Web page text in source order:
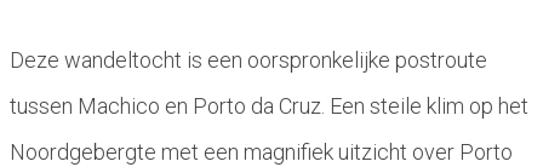
Deze wandeltocht is een oorspronkelijke postroute
tussen Machico en Porto da Cruz. Een steile klim op het
Noordgebergte met een magnifiek uitzicht over Porto